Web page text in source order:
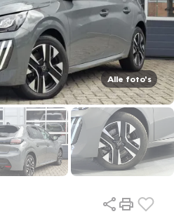
Alle foto's